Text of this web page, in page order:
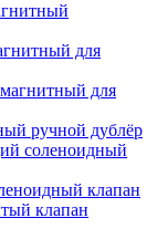
для
для
ручной дублёр
соленоидный
клапан
клапан